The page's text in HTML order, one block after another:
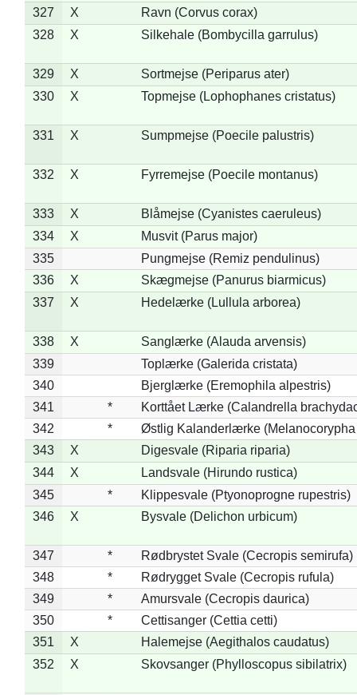
327 X
Ravn (Corvus corax)
328
X Silkehale (Bombycilla garrulus)
329 X
Sortmejse (Periparus ater)
330
X Topmejse (Lophophanes cristatus)
331 X Sumpmejse (Poecile palustris)
332 X Fyrremejse (Poecile montanus)
333 X
Blåmejse (Cyanistes caeruleus)
334
X
Musvit (Parus major)
335
Pungmejse (Remiz pendulinus)
336
X
Skægmejse (Panurus biarmicus)
337
X Hedelærke (Lullula arborea)
338 X
Sanglærke (Alauda arvensis)
339
Toplærke (Galerida cristata)
340
Bjerglærke (Eremophila alpestris)
341
*
Korttået Lærke (Calandrella
342
*
Østlig Kalanderlærke (Melanocorypha
343
X
Digesvale (Riparia riparia)
344
X
Landsvale (Hirundo rustica)
345
*
Klippesvale (Ptyonoprogne rupestris)
346
X Bysvale (Delichon urbicum)
347 *
Rødbrystet Svale (Cecropis semirufa)
348
*
Rødrygget Svale (Cecropis rufula)
349
*
Amursvale (Cecropis daurica)
350
*
Cettisanger (Cettia cetti)
351
X
Halemejse (Aegithalos caudatus)
352
X Skovsanger (Phylloscopus sibilatrix)